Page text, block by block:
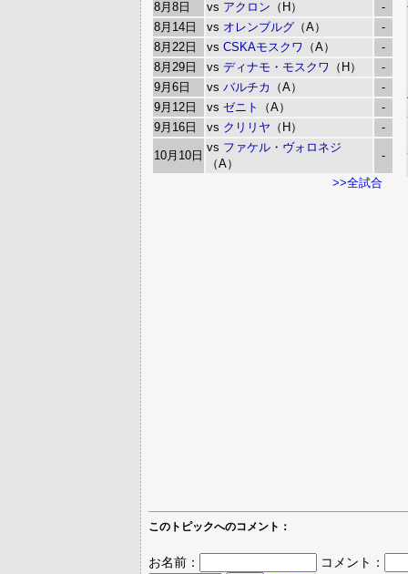
8月8日
vs アクロン （H）
-
8月14日
vs オレンブルグ （A）
-
8月22日
vs CSKAモスクワ （A）
-
8月29日
vs ディナモ・モスクワ （H）
-
9月6日
vs バルチカ （A）
-
9月12日
vs ゼニト （A）
-
9月16日
vs クリリヤ （H） -
10月10日
vs ファケル・ヴォロネジ
（A）
-
>>全試合
このトピックへのコメント：
お名前：
コメント：